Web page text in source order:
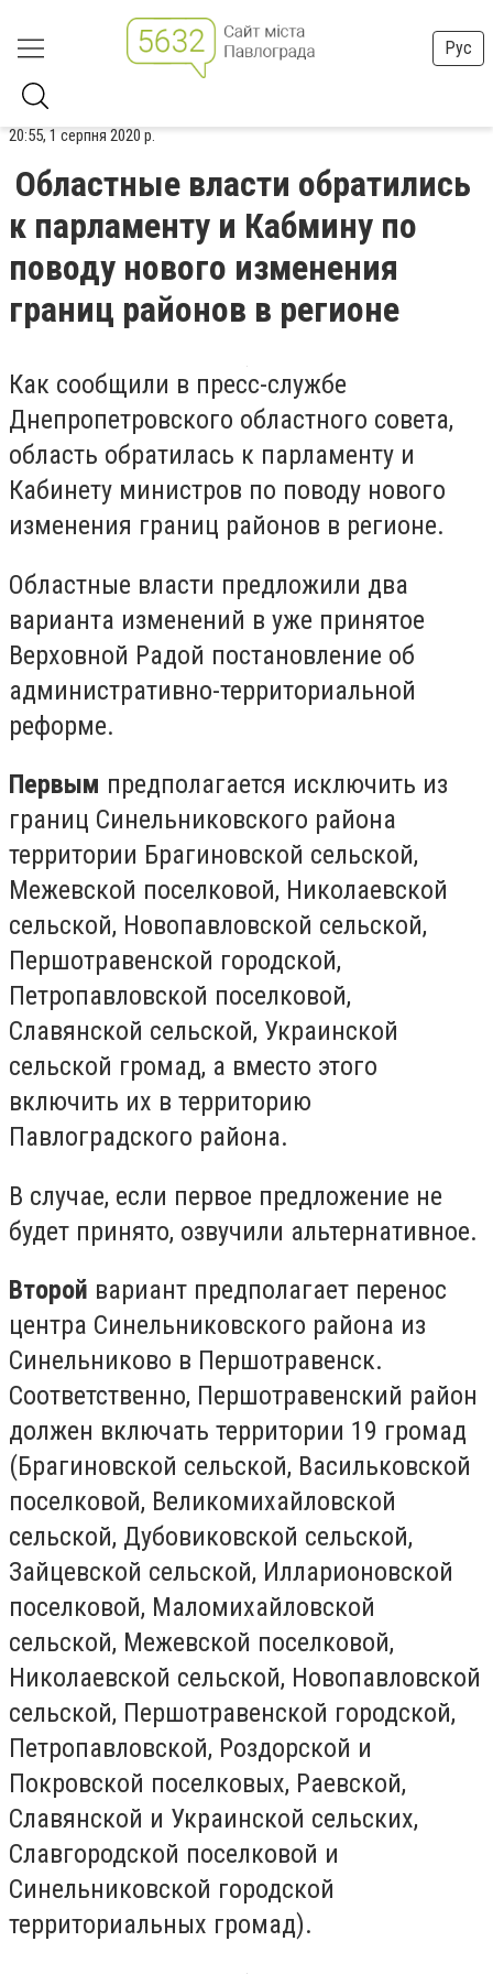
Рус
20:55, 1 серпня 2020 р.
Областные власти обратились
к парламенту и Кабмину по
поводу нового изменения
границ районов в регионе
Как сообщили в пресс-службе
Днепропетровского областного совета,
область обратилась к парламенту и
Кабинету министров по поводу нового
изменения границ районов в регионе.
Областные власти предложили два
варианта изменений в уже принятое
Верховной Радой постановление об
административно-территориальной
реформе.
Первым предполагается исключить из
границ Синельниковского района
территории Брагиновской сельской,
Межевской поселковой, Николаевской
сельской, Новопавловской сельской,
Першотравенской городской,
Петропавловской поселковой,
Славянской сельской, Украинской
сельской громад, а вместо этого
включить их в территорию
Павлоградского района.
В случае, если первое предложение не
будет принято, озвучили альтернативное.
Второй вариант предполагает перенос
центра Синельниковского района из
Синельниково в Першотравенск.
Соответственно, Першотравенский район
должен включать территории 19 громад
(Брагиновской сельской, Васильковской
поселковой, Великомихайловской
сельской, Дубовиковской сельской,
Зайцевской сельской, Илларионовской
поселковой, Маломихайловской
сельской, Межевской поселковой,
Николаевской сельской, Новопавловской
сельской, Першотравенской городской,
Петропавловской, Роздорской и
Покровской поселковых, Раевской,
Славянской и Украинской сельских,
Славгородской поселковой и
Синельниковской городской
территориальных громад).